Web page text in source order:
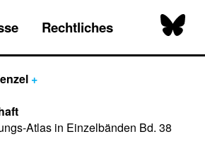
Rechtliches
+
Atlas in Einzelbänden Bd. 38